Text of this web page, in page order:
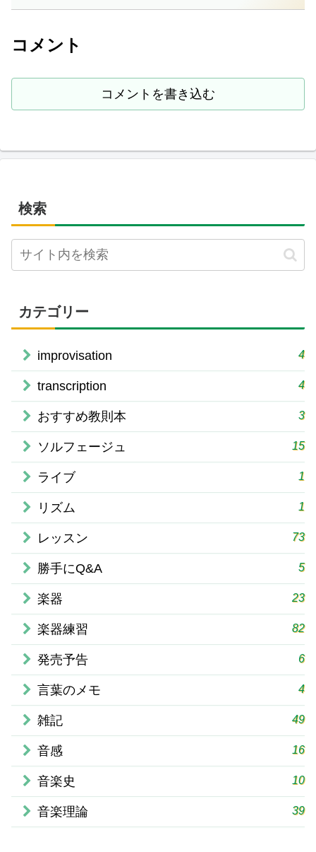
コメント
コメントを書き込む
検索
カテゴリー
improvisation 4
transcription 4
おすすめ教則本 3
ソルフェージュ 15
ライブ 1
リズム 1
レッスン 73
勝手にQ&A 5
楽器 23
楽器練習 82
発売予告 6
言葉のメモ 4
雑記 49
音感 16
音楽史 10
音楽理論 39